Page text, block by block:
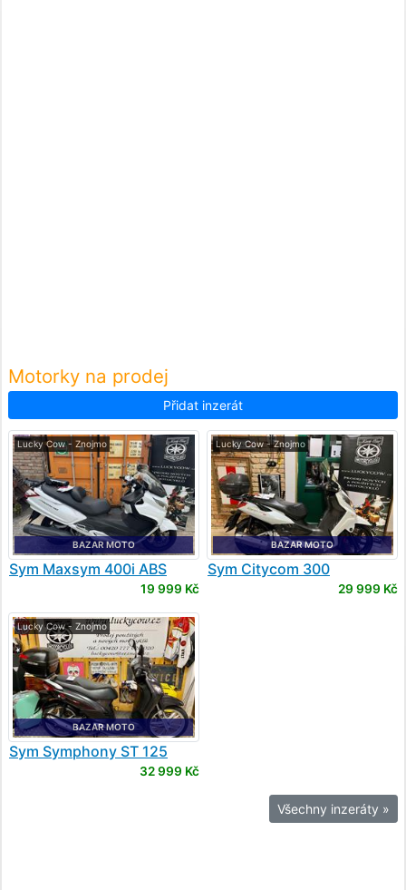
Motorky na prodej
Přidat inzerát
Lucky Cow - Znojmo
BAZAR MOTO
Sym Maxsym 400i ABS
19 999 Kč
Lucky Cow - Znojmo
BAZAR MOTO
Sym Citycom 300
29 999 Kč
Lucky Cow - Znojmo
BAZAR MOTO
Sym Symphony ST 125
Peugeot Tweet 12532 999 Kč
Všechny inzeráty »